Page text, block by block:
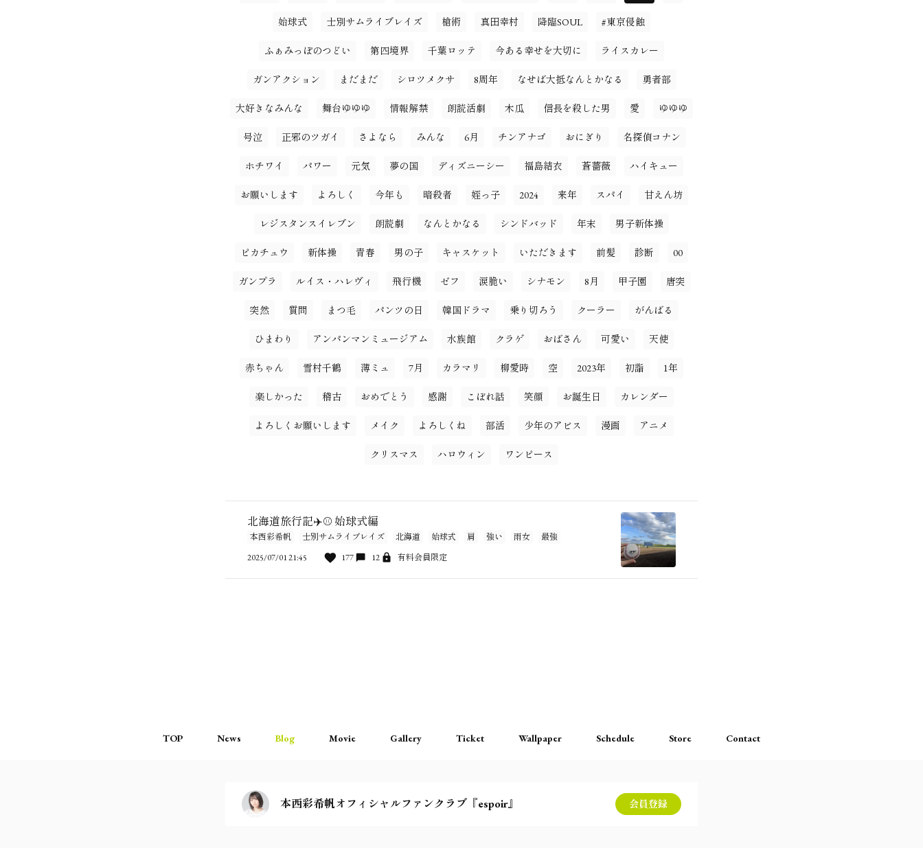
始球式 士別サムライブレイズ 槍術 真田幸村 降臨SOUL #東京侵蝕
ふぁみっぽのつどい 第四境界 千葉ロッテ 今ある幸せを大切に ライスカレー
ガンアクション まだまだ シロツメクサ 8周年 なせば大抵なんとかなる 勇者部
大好きなみんな 舞台ゆゆゆ 情報解禁 朗読活劇 木瓜 信長を殺した男 愛 ゆゆゆ
号泣 正邪のツガイ さよなら みんな 6月 チンアナゴ おにぎり 名探偵コナン
ホチワイ パワー 元気 夢の国 ディズニーシー 福島結衣 蒼薔薇 ハイキュー
お願いします よろしく 今年も 暗殺者 姪っ子 2024 来年 スパイ 甘えん坊
レジスタンスイレブン 朗読劇 なんとかなる シンドバッド 年末 男子新体操
ピカチュウ 新体操 青春 男の子 キャスケット いただきます 前髪 診断 00
ガンプラ ルイス・ハレヴィ 飛行機 ゼフ 涙脆い シナモン 8月 甲子園 唐突
突然 質問 まつ毛 パンツの日 韓国ドラマ 乗り切ろう クーラー がんばる
ひまわり アンパンマンミュージアム 水族館 クラゲ おばさん 可愛い 天使
赤ちゃん 雪村千鶴 薄ミュ 7月 カラマリ 柳愛時 空 2023年 初詣 1年
楽しかった 稽古 おめでとう 感謝 こぼれ話 笑顔 お誕生日 カレンダー
よろしくお願いします メイク よろしくね 部活 少年のアビス 漫画 アニメ
クリスマス ハロウィン ワンピース
北海道旅行記✈️⚾️ 始球式編
本西彩希帆 士別サムライブレイズ 北海道 始球式 肩 強い 雨女
最強
2025/07/01 21:45
177 12 有料会員限定
TOP News Blog Movie Gallery Ticket Wallpaper Schedule Store Contact
本西彩希帆オフィシャルファンクラブ『espoir』 会員登録